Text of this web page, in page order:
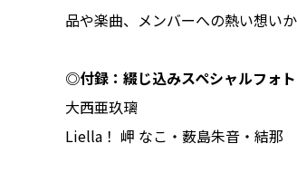
品や楽曲、メンバーへの熱い想い
◎付録：綴じ込みスペシャルフォ
大西亜玖璃
Liella！ 岬 なこ・薮島朱音・結那